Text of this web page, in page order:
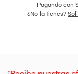
Pagando con
¿No la tienes?